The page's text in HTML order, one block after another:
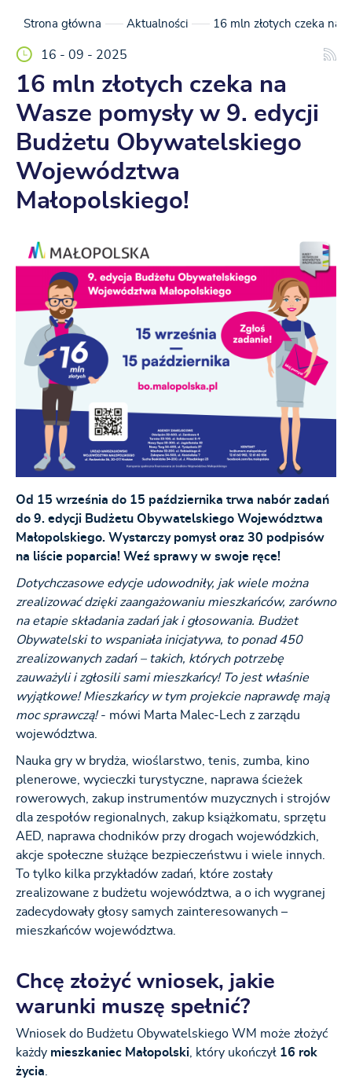
Strona główna Aktualności 16 mln złotych czeka na
16 - 09 - 2025
16 mln złotych czeka na
Wasze pomysły w 9. edycji
Budżetu Obywatelskiego
Województwa
Małopolskiego!
Od 15 września do 15 października trwa nabór zadań
do 9. edycji Budżetu Obywatelskiego Województwa
Małopolskiego. Wystarczy pomysł oraz 30 podpisów
na liście poparcia! Weź sprawy w swoje ręce!
Dotychczasowe edycje udowodniły, jak wiele można
zrealizować dzięki zaangażowaniu mieszkańców, zarówno
na etapie składania zadań jak i głosowania. Budżet
Obywatelski to wspaniała inicjatywa, to ponad 450
zrealizowanych zadań – takich, których potrzebę
zauważyli i zgłosili sami mieszkańcy! To jest właśnie
wyjątkowe! Mieszkańcy w tym projekcie naprawdę mają
moc sprawczą!- mówi Marta Malec-Lech z zarządu
województwa.
Nauka gry w brydża, wioślarstwo, tenis, zumba, kino
plenerowe, wycieczki turystyczne, naprawa ścieżek
rowerowych, zakup instrumentów muzycznych i strojów
dla zespołów regionalnych, zakup książkomatu, sprzętu
AED, naprawa chodników przy drogach wojewódzkich,
akcje społeczne służące bezpieczeństwu i wiele innych.
To tylko kilka przykładów zadań, które zostały
zrealizowane z budżetu województwa, a o ich wygranej
zadecydowały głosy samych zainteresowanych –
mieszkańców województwa.
Chcę złożyć wniosek, jakie
warunki muszę spełnić?
Wniosek do Budżetu Obywatelskiego WM może złożyć
każdy mieszkaniec Małopolski, który ukończył 16 rok
życia.